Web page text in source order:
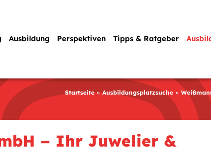
Ausbildung Perspektiven Tipps & Ratgeber
Startseite Ausbildungsplatzsuche
– Ihr Juwelier &